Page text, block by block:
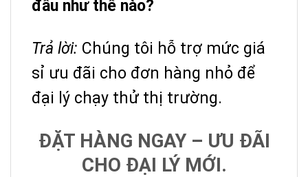
đầu như thế nào?
Trả lời: Chúng tôi hỗ trợ mức giá
sỉ ưu đãi cho đơn hàng nhỏ để
đại lý chạy thử thị trường.
ĐẶT HÀNG NGAY – ƯU ĐÃI
CHO ĐẠI LÝ MỚI.